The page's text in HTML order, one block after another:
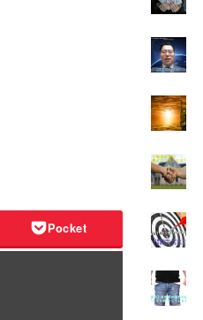
Pocket